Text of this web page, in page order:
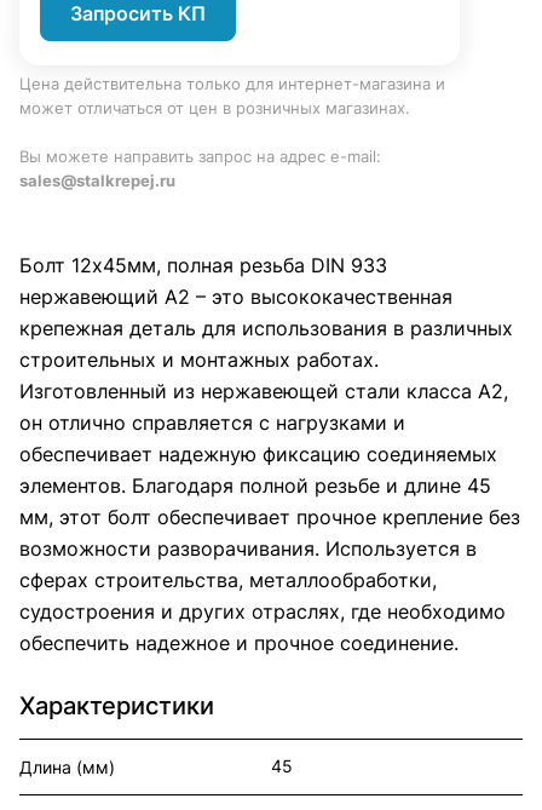
Запросить КП
Цена действительна только для интернет-магазина и
может отличаться от цен в розничных магазинах.
Вы можете направить запрос на адрес e-mail:
sales@stalkrepej.ru
Болт 12х45мм, полная резьба DIN 933
нержавеющий А2 – это высококачественная
крепежная деталь для использования в различных
строительных и монтажных работах.
Изготовленный из нержавеющей стали класса А2,
он отлично справляется с нагрузками и
обеспечивает надежную фиксацию соединяемых
элементов. Благодаря полной резьбе и длине 45
мм, этот болт обеспечивает прочное крепление без
возможности разворачивания. Используется в
сферах строительства, металлообработки,
судостроения и других отраслях, где необходимо
обеспечить надежное и прочное соединение.
Характеристики
Длина (мм) 45